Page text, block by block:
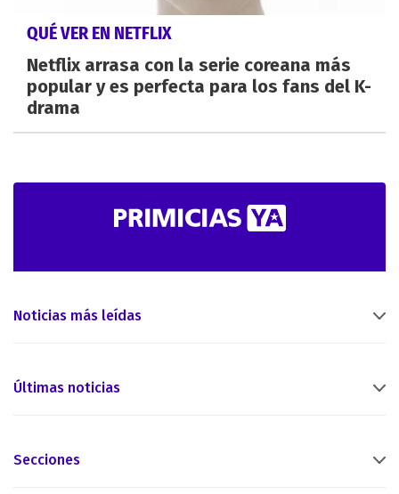
QUÉ VER EN NETFLIX
Netflix arrasa con la serie coreana más
popular y es perfecta para los fans del K-
drama
Noticias más leídas
Últimas noticias
Secciones